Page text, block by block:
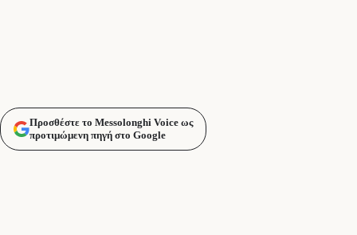
Προσθέστε το Messolonghi Voice ως
προτιμώμενη πηγή στο Google